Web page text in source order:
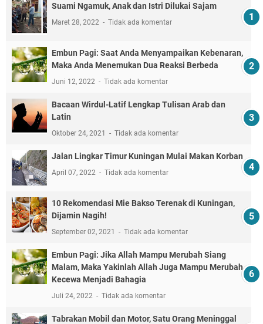
Suami Ngamuk, Anak dan Istri Dilukai Sajam
Maret 28, 2022 Tidak ada komentar
Embun Pagi: Saat Anda Menyampaikan Kebenaran,
Maka Anda Menemukan Dua Reaksi Berbeda
Juni 12, 2022 Tidak ada komentar
Bacaan Wirdul-Latif Lengkap Tulisan Arab dan
Latin
Oktober 24, 2021 Tidak ada komentar
Jalan Lingkar Timur Kuningan Mulai Makan Korban
April 07, 2022 Tidak ada komentar
10 Rekomendasi Mie Bakso Terenak di Kuningan,
Dijamin Nagih!
September 02, 2021 Tidak ada komentar
Embun Pagi: Jika Allah Mampu Merubah Siang
Malam, Maka Yakinlah Allah Juga Mampu Merubah
Kecewa Menjadi Bahagia
Juli 24, 2022 Tidak ada komentar
Tabrakan Mobil dan Motor, Satu Orang Meninggal